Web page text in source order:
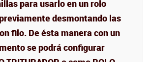
para usarlo en un rolo
desmontando las
filo. De ésta manera con un
se podrá configurar